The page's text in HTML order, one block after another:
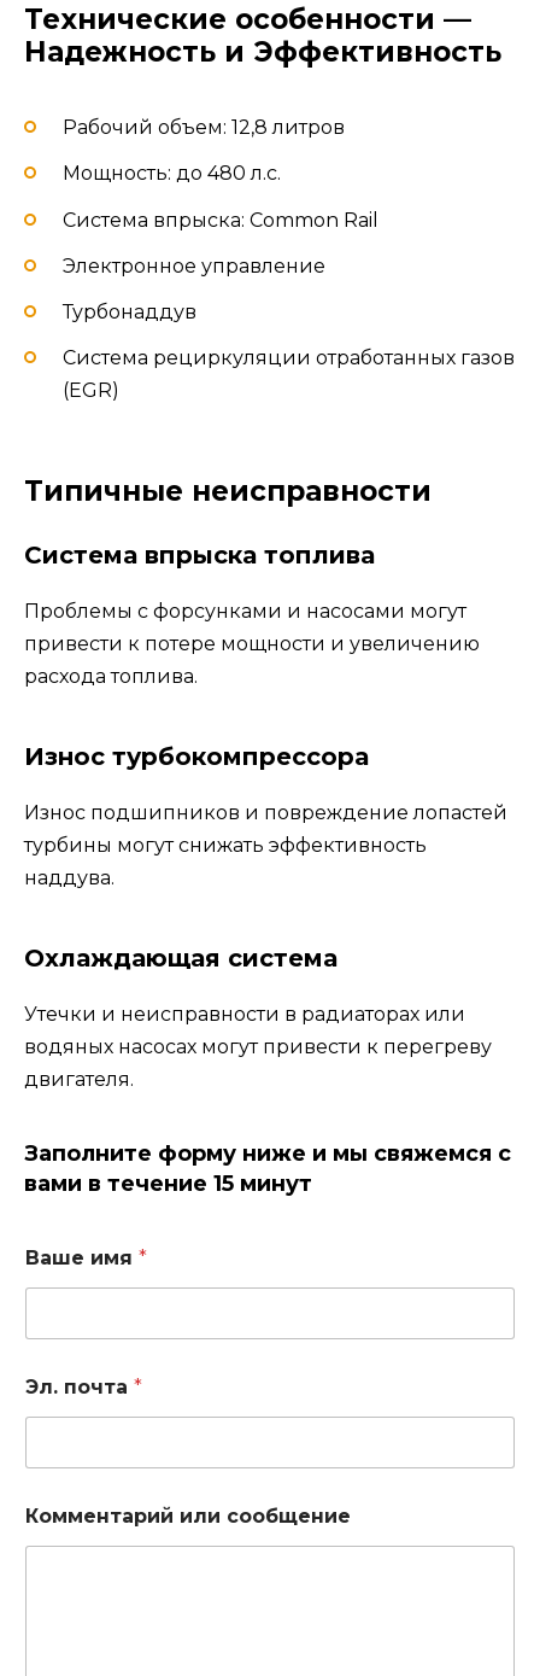
Технические особенности —
Надежность и Эффективность
Рабочий объем: 12,8 литров
Мощность: до 480 л.с.
Система впрыска: Common Rail
Электронное управление
Турбонаддув
Система рециркуляции отработанных газов
(EGR)
Типичные неисправности
Система впрыска топлива
Проблемы с форсунками и насосами могут
привести к потере мощности и увеличению
расхода топлива.
Износ турбокомпрессора
Износ подшипников и повреждение лопастей
турбины могут снижать эффективность
наддува.
Охлаждающая система
Утечки и неисправности в радиаторах или
водяных насосах могут привести к перегреву
двигателя.
Заполните форму ниже и мы свяжемся с
вами в течение 15 минут
Ваше имя *
Эл. почта *
Комментарий или сообщение